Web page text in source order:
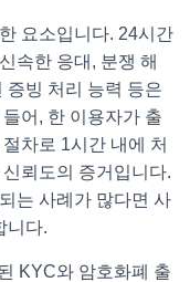
요소입니다. 24시간
속한 응대, 분쟁 해
증빙 처리 능력 등은
어, 한 이용자가 출
차로 1시간 내에 처
뢰도의 증거입니다.
는 사례가 많다면 사
니다.
KYC와 암호화폐 출